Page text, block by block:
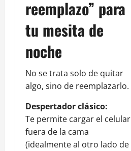
reemplazo” para
tu mesita de
noche
No se trata solo de quitar
algo, sino de reemplazarlo.
Despertador clásico:
Te permite cargar el celular
fuera de la cama
(idealmente al otro lado de